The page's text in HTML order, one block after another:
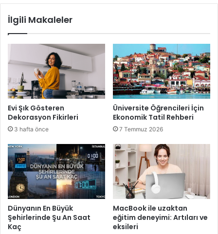
İlgili Makaleler
Evi Şık Gösteren
Dekorasyon Fikirleri
3 hafta önce
Üniversite Öğrencileri İçin
Ekonomik Tatil Rehberi
7 Temmuz 2026
Dünyanın En Büyük
Şehirlerinde Şu An Saat
Kaç
MacBook ile uzaktan
eğitim deneyimi: Artıları ve
eksileri